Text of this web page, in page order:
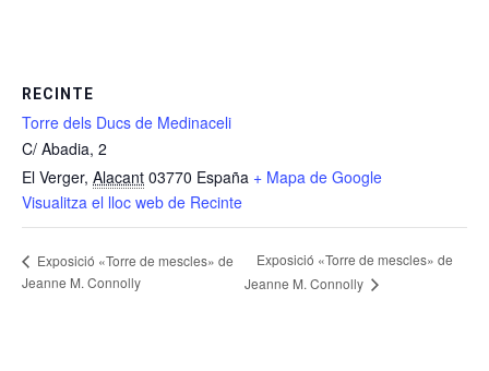
RECINTE
Torre dels Ducs de Medinaceli
C/ Abadia, 2
El Verger, Alacant 03770 España + Mapa de Google
Visualitza el lloc web de Recinte
Exposició «Torre de mescles» de
Jeanne M. Connolly
Exposició «Torre de mescles» de
Jeanne M. Connolly